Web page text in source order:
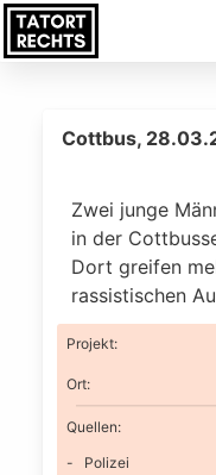
Cottbus,
Zwei junge
in der
Dort greifen
rassistischen
Projekt:
Ort:
Quellen:
Polizei